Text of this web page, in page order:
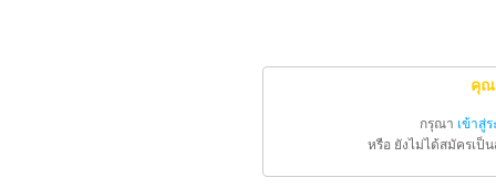
คุณ
กรุณา เข้าสู่
หรือ ยังไม่ได้สมัครเป็